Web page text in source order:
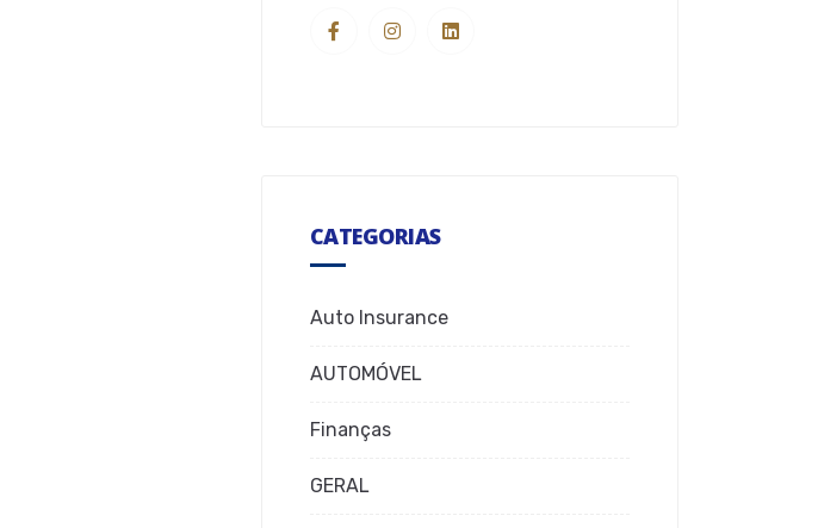
CATEGORIAS
Auto Insurance
AUTOMÓVEL
Finanças
GERAL